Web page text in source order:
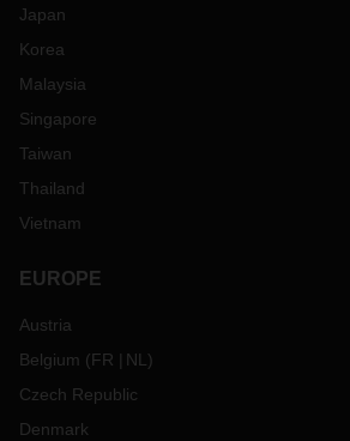
Japan
Korea
Malaysia
Singapore
Taiwan
Thailand
Vietnam
EUROPE
Austria
Belgium (FR NL )
Czech Republic
Denmark